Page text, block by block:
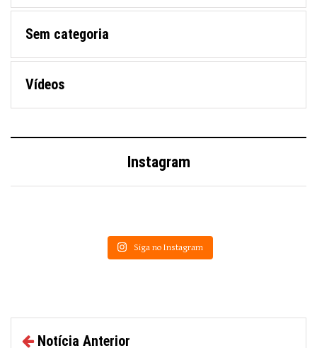
Sem categoria
Vídeos
Instagram
Siga no Instagram
Notícia Anterior